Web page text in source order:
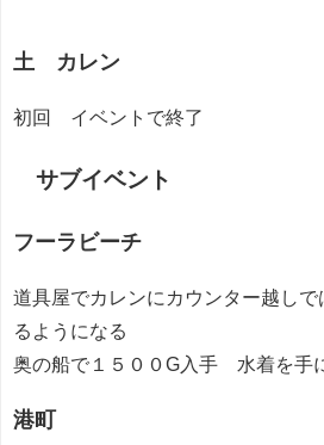
土 カレン
初回 イベントで終了
サブイベント
フーラビーチ
道具屋でカレンにカウンター越しで
るようになる
奥の船で１５００G入手 水着を手
港町